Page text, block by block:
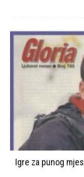
Igre za punog